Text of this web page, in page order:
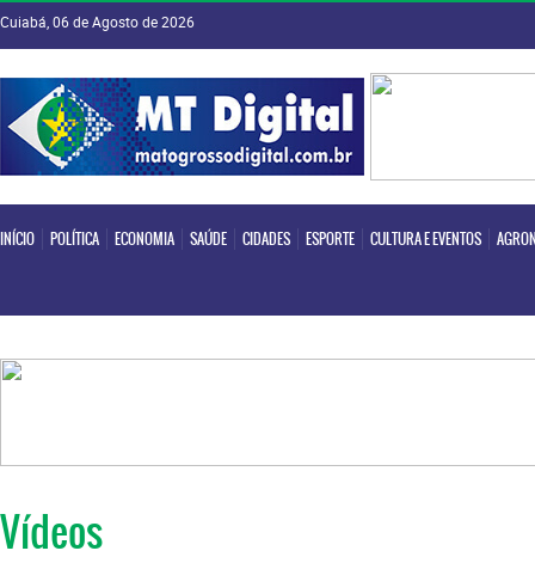
Cuiabá, 06 de Agosto de 2026
INÍCIO POLÍTICA ECONOMIA SAÚDE CIDADES ESPORTE CULTURA E EVENTOS
INÍCIO POLÍTICA ECONOMIA SAÚDE
Vídeos